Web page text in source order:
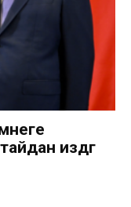
издөөгө